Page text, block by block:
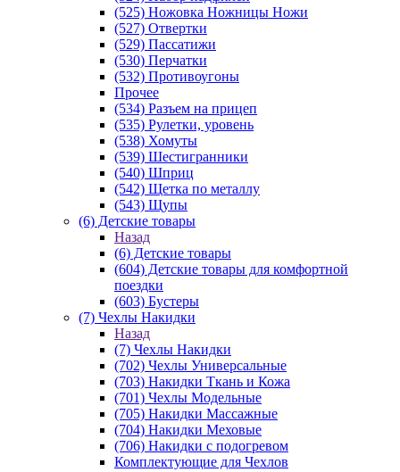
(525) Ножовка Ножницы Ножи
(527) Отвертки
(529) Пассатижи
(530) Перчатки
(532) Противоугоны
Прочее
(534) Разъем на прицеп
(535) Рулетки, уровень
(538) Хомуты
(539) Шестигранники
(540) Шприц
(542) Щетка по металлу
(543) Щупы
(6) Детские товары
Назад
(6) Детские товары
(604) Детские товары для комфортной
поездки
(603) Бустеры
(7) Чехлы Накидки
Назад
(7) Чехлы Накидки
(702) Чехлы Универсальные
(703) Накидки Ткань и Кожа
(701) Чехлы Модельные
(705) Накидки Массажные
(704) Накидки Меховые
(706) Накидки с подогревом
Комплектующие для Чехлов